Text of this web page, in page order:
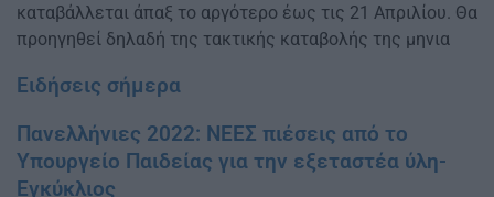
καταβάλλεται άπαξ το αργότερο έως τις 21 Απριλίου. Θα
προηγηθεί δηλαδή της τακτικής καταβολής της μηνια
Ειδήσεις σήμερα
Πανελλήνιες 2022: ΝΕΕΣ πιέσεις από το
Υπουργείο Παιδείας για την εξεταστέα ύλη-
Εγκύκλιος